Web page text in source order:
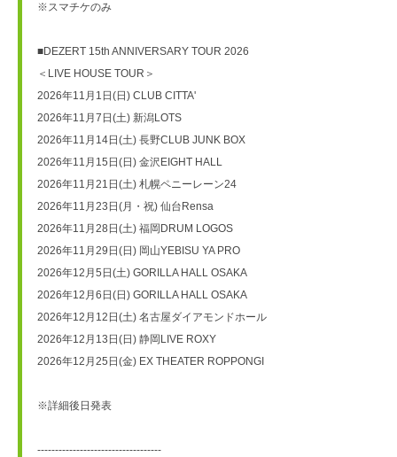
※スマチケのみ
■DEZERT 15th ANNIVERSARY TOUR 2026
＜LIVE HOUSE TOUR＞
2026年11月1日(日) CLUB CITTA'
2026年11月7日(土) 新潟LOTS
2026年11月14日(土) 長野CLUB JUNK BOX
2026年11月15日(日) 金沢EIGHT HALL
2026年11月21日(土) 札幌ペニーレーン24
2026年11月23日(月・祝) 仙台Rensa
2026年11月28日(土) 福岡DRUM LOGOS
2026年11月29日(日) 岡山YEBISU YA PRO
2026年12月5日(土) GORILLA HALL OSAKA
2026年12月6日(日) GORILLA HALL OSAKA
2026年12月12日(土) 名古屋ダイアモンドホール
2026年12月13日(日) 静岡LIVE ROXY
2026年12月25日(金) EX THEATER ROPPONGI
※詳細後日発表
-----------------------------------